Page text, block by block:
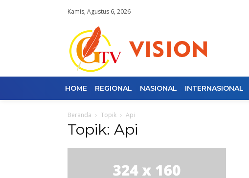
Kamis, Agustus 6, 2026
HOME REGIONAL NASIONAL INTERNASIONAL
Beranda Topik Api
Topik: Api